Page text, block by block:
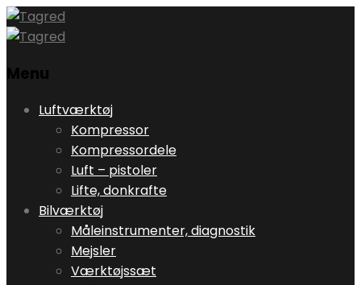
Menu
Skip
content
Luftværktøj
Kompressor
Kompressordele
Luft – pistoler
Lifte, donkrafte
Bilværktøj
Måleinstrumenter, diagnostik
Mejsler
Værktøjssæt